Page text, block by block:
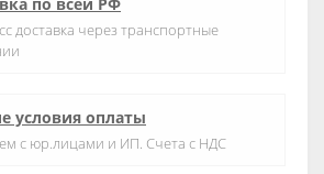
доставка через транспортные
условия оплаты
с юр.лицами и ИП. Счета с НДС